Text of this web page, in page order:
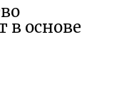
в основе